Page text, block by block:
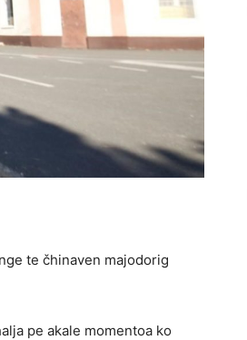
te čhinaven majodorig
pe akale momentoa ko